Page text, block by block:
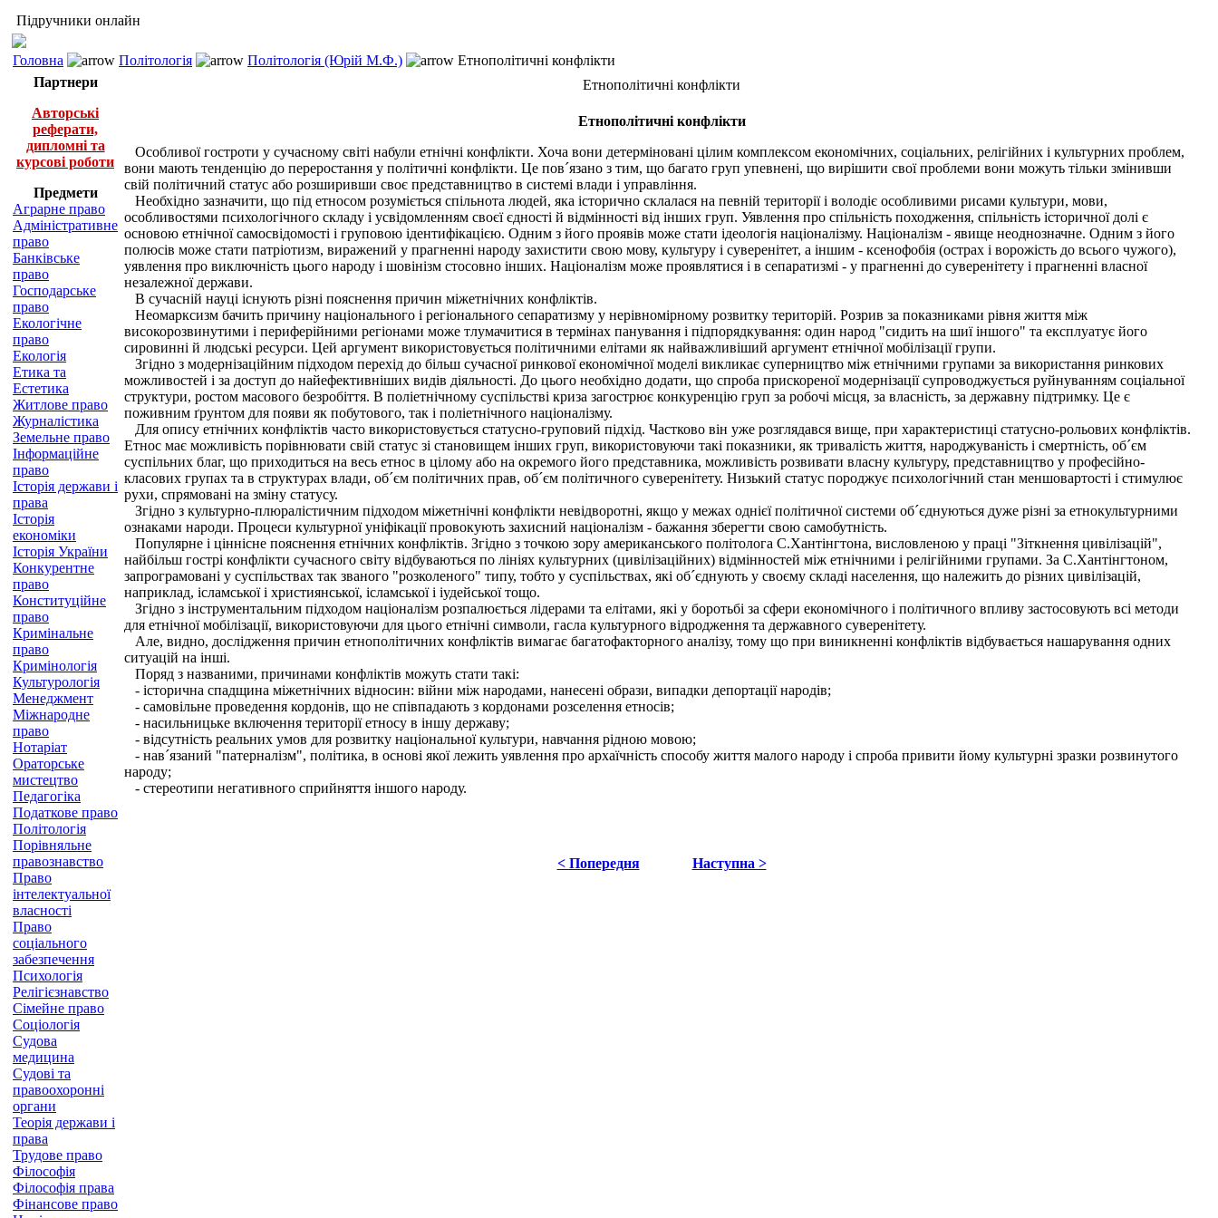
Підручники онлайн
Головна Політологія Політологія (Юрій М.Ф.)
Етнополітичні конфлікти
Партнери
Авторські
реферати,
дипломні та
курсові роботи
Предмети
Аграрне право
Адміністративне
право
Банківське
право
Господарське
право
Екологічне
право
Екологія
Етика та
Естетика
Житлове право
Журналістика
Земельне право
Інформаційне
право
Історія держави і
права
Історія
економіки
Історія України
Конкурентне
право
Конституційне
право
Кримінальне
право
Кримінологія
Культурологія
Менеджмент
Міжнародне
право
Нотаріат
Ораторське
мистецтво
Педагогіка
Податкове право
Політологія
Порівняльне
правознавство
Право
інтелектуальної
власності
Право
соціального
забезпечення
Психологія
Релігієзнавство
Сімейне право
Соціологія
Судова
медицина
Судові та
правоохоронні
органи
Теорія держави і
права
Трудове право
Філософія
Філософія права
Фінансове право
Етнополітичні конфлікти
Етнополітичні конфлікти
Особливої гостроти у сучасному світі набули етнічні конфлікти. Хоча вони детерміновані цілим комплексом економічних, соціальних, релігійних і культурних проблем,
вони мають тенденцію до переростання у політичні конфлікти. Це пов´язано з тим, що багато груп упевнені, що вирішити свої проблеми вони можуть тільки змінивши
свій політичний статус або розширивши своє представництво в системі влади і управління.
Необхідно зазначити, що під етносом розуміється спільнота людей, яка історично склалася на певній території і володіє особливими рисами культури, мови,
особливостями психологічного складу і усвідомленням своєї єдності й відмінності від інших груп. Уявлення про спільність походження, спільність історичної долі є
основою етнічної самосвідомості і груповою ідентифікацією. Одним з його проявів може стати ідеологія націоналізму. Націоналізм - явище неоднозначне. Одним з його
полюсів може стати патріотизм, виражений у прагненні народу захистити свою мову, культуру і суверенітет, а іншим - ксенофобія (острах і ворожість до всього чужого),
уявлення про виключність цього народу і шовінізм стосовно інших. Націоналізм може проявлятися і в сепаратизмі - у прагненні до суверенітету і прагненні власної
незалежної держави.
В сучасній науці існують різні пояснення причин міжетнічних конфліктів.
Неомарксизм бачить причину національного і регіонального сепаратизму у нерівномірному розвитку територій. Розрив за показниками рівня життя між
високорозвинутими і периферійними регіонами може тлумачитися в термінах панування і підпорядкування: один народ "сидить на шиї іншого" та експлуатує його
сировинні й людські ресурси. Цей аргумент використовується політичними елітами як найважливіший аргумент етнічної мобілізації групи.
Згідно з модернізаційним підходом перехід до більш сучасної ринкової економічної моделі викликає суперництво між етнічними групами за використання ринкових
можливостей і за доступ до найефективніших видів діяльності. До цього необхідно додати, що спроба прискореної модернізації супроводжується руйнуванням соціальної
структури, ростом масового безробіття. В поліетнічному суспільстві криза загострює конкуренцію груп за робочі місця, за власність, за державну підтримку. Це є
поживним ґрунтом для появи як побутового, так і поліетнічного націоналізму.
Для опису етнічних конфліктів часто використовується статусно-груповий підхід. Частково він уже розглядався вище, при характеристиці статусно-рольових конфліктів.
Етнос має можливість порівнювати свій статус зі становищем інших груп, використовуючи такі показники, як тривалість життя, народжуваність і смертність, об´єм
суспільних благ, що приходиться на весь етнос в цілому або на окремого його представника, можливість розвивати власну культуру, представництво у професійно-
класових групах та в структурах влади, об´єм політичних прав, об´єм політичного суверенітету. Низький статус породжує психологічний стан меншовартості і стимулює
рухи, спрямовані на зміну статусу.
Згідно з культурно-плюралістичним підходом міжетнічні конфлікти невідворотні, якщо у межах однієї політичної системи об´єднуються дуже різні за етнокультурними
ознаками народи. Процеси культурної уніфікації провокують захисний націоналізм - бажання зберегти свою самобутність.
Популярне і ціннісне пояснення етнічних конфліктів. Згідно з точкою зору американського політолога С.Хантінгтона, висловленою у праці "Зіткнення цивілізацій",
найбільш гострі конфлікти сучасного світу відбуваються по лініях культурних (цивілізаційних) відмінностей між етнічними і релігійними групами. За С.Хантінгтоном,
запрограмовані у суспільствах так званого "розколеного" типу, тобто у суспільствах, які об´єднують у своєму складі населення, що належить до різних цивілізацій,
наприклад, ісламської і християнської, ісламської і іудейської тощо.
Згідно з інструментальним підходом націоналізм розпалюється лідерами та елітами, які у боротьбі за сфери економічного і політичного впливу застосовують всі методи
для етнічної мобілізації, використовуючи для цього етнічні символи, гасла культурного відродження та державного суверенітету.
Але, видно, дослідження причин етнополітичних конфліктів вимагає багатофакторного аналізу, тому що при виникненні конфліктів відбувається нашарування одних
ситуацій на інші.
Поряд з названими, причинами конфліктів можуть стати такі:
- історична спадщина міжетнічних відносин: війни між народами, нанесені образи, випадки депортації народів;
- самовільне проведення кордонів, що не співпадають з кордонами розселення етносів;
- насильницьке включення території етносу в іншу державу;
- відсутність реальних умов для розвитку національної культури, навчання рідною мовою;
- нав´язаний "патерналізм", політика, в основі якої лежить уявлення про архаїчність способу життя малого народу і спроба привити йому культурні зразки розвинутого
народу;
- стереотипи негативного сприйняття іншого народу.
< Попередня Наступна >